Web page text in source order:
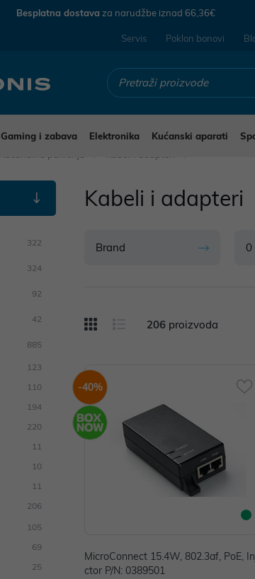
Besplatna dostava za narudžbe iznad 66,36€
Servis Poklon bonovi
Gaming i zabava Elektronika Kućanski aparati
322
324
92
42
885
123
110
194
220
11
10
11
206
105
69
25
Kabeli i adapteri
Brand 0
206 proizvoda
-40%
MicroConnect 15.4W, 802.3af, PoE,
ctor P/N: 0389501